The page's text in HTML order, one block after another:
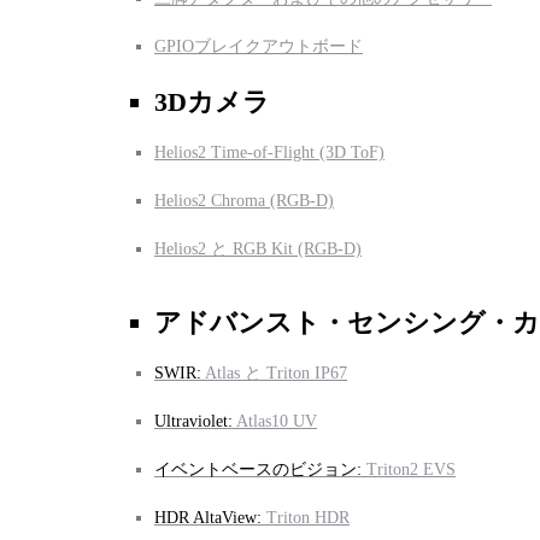
GPIOブレイクアウトボード
3Dカメラ
Helios2 Time-of-Flight (3D ToF)
Helios2 Chroma (RGB-D)
Helios2 と RGB Kit (RGB-D)
アドバンスト・センシング・
SWIR: Atlas と Triton IP67
Ultraviolet: Atlas10 UV
イベントベースのビジョン: Triton2 EVS
HDR AltaView: Triton HDR